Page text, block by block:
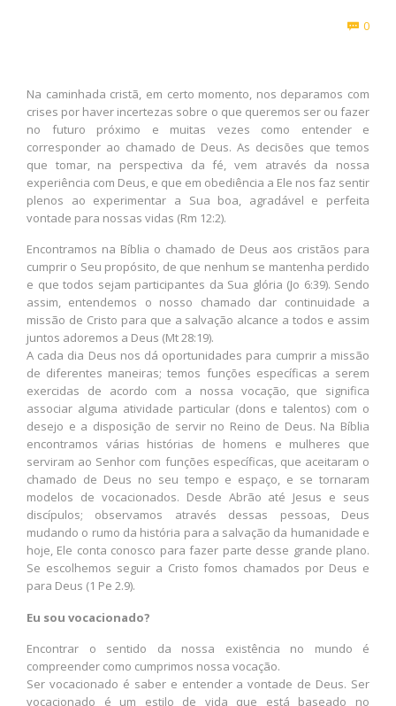
 0
Na caminhada cristã, em certo momento, nos deparamos com
crises por haver incertezas sobre o que queremos ser ou fazer
no futuro próximo e muitas vezes como entender e
corresponder ao chamado de Deus. As decisões que temos
que tomar, na perspectiva da fé, vem através da nossa
experiência com Deus, e que em obediência a Ele nos faz sentir
plenos ao experimentar a Sua boa, agradável e perfeita
vontade para nossas vidas (Rm 12:2).
Encontramos na Bíblia o chamado de Deus aos cristãos para
cumprir o Seu propósito, de que nenhum se mantenha perdido
e que todos sejam participantes da Sua glória (Jo 6:39). Sendo
assim, entendemos o nosso chamado dar continuidade a
missão de Cristo para que a salvação alcance a todos e assim
juntos adoremos a Deus (Mt 28:19).
A cada dia Deus nos dá oportunidades para cumprir a missão
de diferentes maneiras; temos funções específicas a serem
exercidas de acordo com a nossa vocação, que significa
associar alguma atividade particular (dons e talentos) com o
desejo e a disposição de servir no Reino de Deus. Na Bíblia
encontramos várias histórias de homens e mulheres que
serviram ao Senhor com funções específicas, que aceitaram o
chamado de Deus no seu tempo e espaço, e se tornaram
modelos de vocacionados. Desde Abrão até Jesus e seus
discípulos; observamos através dessas pessoas, Deus
mudando o rumo da história para a salvação da humanidade e
hoje, Ele conta conosco para fazer parte desse grande plano.
Se escolhemos seguir a Cristo fomos chamados por Deus e
para Deus (1 Pe 2.9).
Eu sou vocacionado?
Encontrar o sentido da nossa existência no mundo é
compreender como cumprimos nossa vocação.
Ser vocacionado é saber e entender a vontade de Deus. Ser
vocacionado é um estilo de vida que está baseado no